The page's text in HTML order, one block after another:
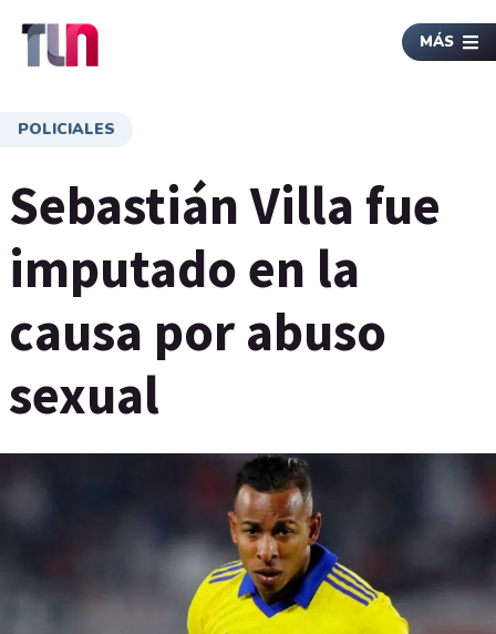
MÁS
POLICIALES
Sebastián Villa fue
imputado en la
causa por abuso
sexual